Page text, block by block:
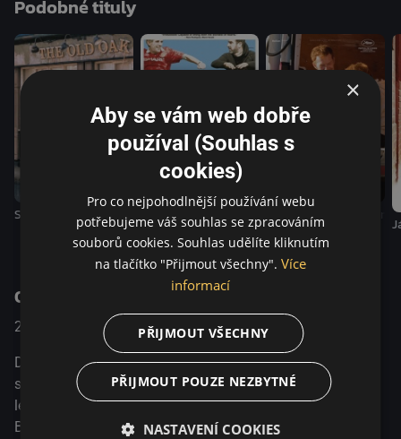
přetrval po mnoho let, a který je možné znovuobjevit ještě i
Podobné tituly
Starý dub
Hledá se Eric
Pardon, nezastihli
O pořadu
2013 Velká Británie Dokumentární / Historický
Dokumentární film Kena Loache o době, kdy dělat věci
společně bylo normální... Rok 1945 byl klíčovým
letopočtem v britské historii. Solidarita, která pomohla
Británii přežít válku, spolu s hořkými vzpomínkami na
×
Aby se vám web dobře
používal (Souhlas s
cookies)
Pro co nejpohodlnější používání webu
potřebujeme váš souhlas se zpracováním
souborů cookies. Souhlas udělíte kliknutím
na tlačítko "Přijmout všechny". Více
informací
PŘIJMOUT VŠECHNY
PŘIJMOUT POUZE NEZBYTNÉ
NASTAVENÍ COOKIES